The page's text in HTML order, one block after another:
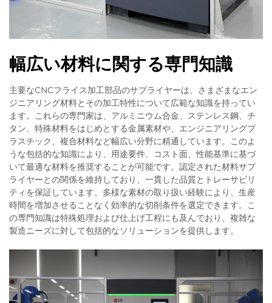
幅広い材料に関する専門知識
主要なCNCフライス加工部品のサプライヤーは、さまざまなエン
ジニアリング材料とその加工特性について広範な知識を持ってい
ます。これらの専門家は、アルミニウム合金、ステンレス鋼、チ
タン、特殊材料をはじめとする金属素材や、エンジニアリングプ
ラスチック、複合材料など幅広い分野に精通しています。このよ
うな包括的な知識により、用途要件、コスト面、性能基準に基づ
いて最適な材料を推奨することが可能です。認定された材料サプ
ライヤーとの関係を維持しており、一貫した品質とトレーサビリ
ティを保証しています。多様な素材の取り扱い経験により、生産
時間を増加させることなく効率的な切削条件を選定できます。こ
の専門知識は特殊処理および仕上げ工程にも及んでおり、複雑な
製造ニーズに対して包括的なソリューションを提供します。